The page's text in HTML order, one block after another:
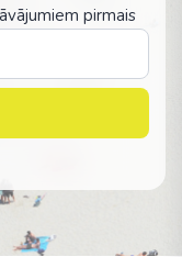
pirmais